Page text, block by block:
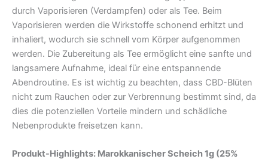
durch Vaporisieren (Verdampfen) oder als Tee. Beim
Vaporisieren werden die Wirkstoffe schonend erhitzt und
inhaliert, wodurch sie schnell vom Körper aufgenommen
werden. Die Zubereitung als Tee ermöglicht eine sanfte und
langsamere Aufnahme, ideal für eine entspannende
Abendroutine. Es ist wichtig zu beachten, dass CBD-Blüten
nicht zum Rauchen oder zur Verbrennung bestimmt sind, da
dies die potenziellen Vorteile mindern und schädliche
Nebenprodukte freisetzen kann.
Produkt-Highlights: Marokkanischer Scheich 1g (25%